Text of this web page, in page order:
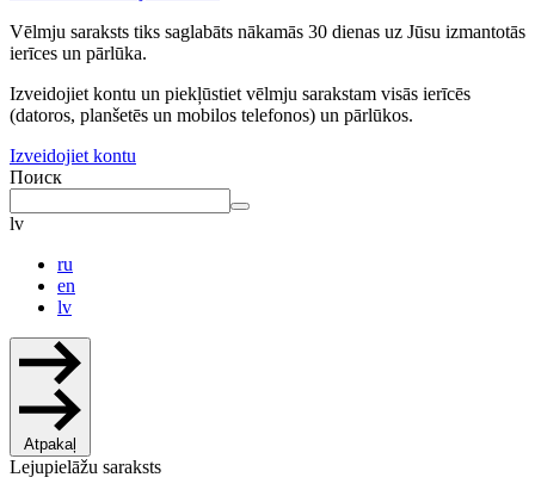
Vēlmju saraksts tiks saglabāts nākamās 30 dienas uz Jūsu izmantotās
ierīces un pārlūka.
Izveidojiet kontu un piekļūstiet vēlmju sarakstam visās ierīcēs
(datoros, planšetēs un mobilos telefonos) un pārlūkos.
Izveidojiet kontu
Поиск
lv
ru
en
lv
Atpakaļ
Lejupielāžu saraksts